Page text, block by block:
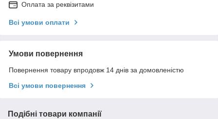
Оплата за реквізитами
Всі умови оплати
Умови повернення
Повернення товару впродовж 14 днів за домовленістю
Всі умови повернення
Подібні товари компанії